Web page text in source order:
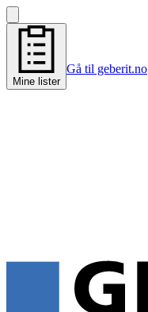
Mine lister
Gå til geberit.no